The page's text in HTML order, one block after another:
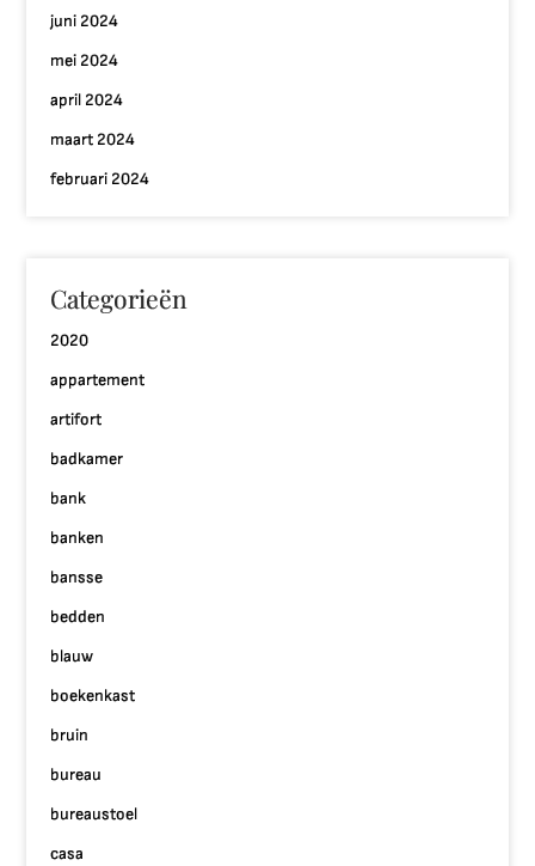
juni 2024
mei 2024
april 2024
maart 2024
februari 2024
Categorieën
2020
appartement
artifort
badkamer
bank
banken
bansse
bedden
blauw
boekenkast
bruin
bureau
bureaustoel
casa